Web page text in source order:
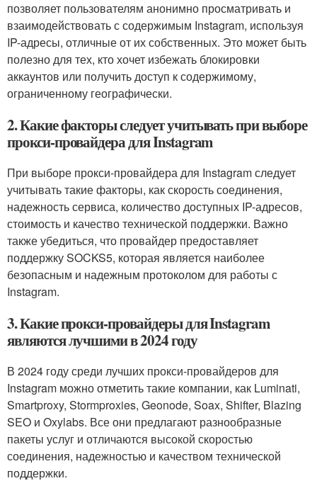
позволяет пользователям анонимно просматривать и
взаимодействовать с содержимым Instagram, используя
IP-адресы, отличные от их собственных. Это может быть
полезно для тех, кто хочет избежать блокировки
аккаунтов или получить доступ к содержимому,
ограниченному географически.
2. Какие факторы следует учитывать при выборе
прокси-провайдера для Instagram
При выборе прокси-провайдера для Instagram следует
учитывать такие факторы, как скорость соединения,
надежность сервиса, количество доступных IP-адресов,
стоимость и качество технической поддержки. Важно
также убедиться, что провайдер предоставляет
поддержку SOCKS5, которая является наиболее
безопасным и надежным протоколом для работы с
Instagram.
3. Какие прокси-провайдеры для Instagram
являются лучшими в 2024 году
В 2024 году среди лучших прокси-провайдеров для
Instagram можно отметить такие компании, как Luminati,
Smartproxy, Stormproxies, Geonode, Soax, Shifter, Blazing
SEO и Oxylabs. Все они предлагают разнообразные
пакеты услуг и отличаются высокой скоростью
соединения, надежностью и качеством технической
поддержки.